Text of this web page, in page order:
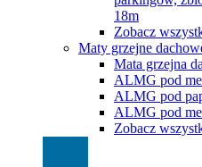
18m
Zobacz
Maty grzejne
Mata grzejna
ALMG pod
ALMG pod
ALMG pod
Zobacz